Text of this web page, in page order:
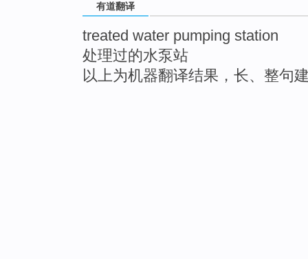
有道翻译
treated water pumping station
处理过的水泵站
以上为机器翻译结果，长、整句